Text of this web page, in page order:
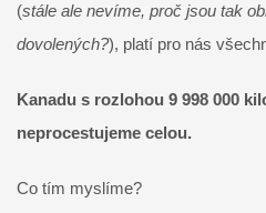
(stále ale nevíme, proč jsou tak
dovolených?), platí pro nás
Kanadu s rozlohou 9 998 000
neprocestujeme celou.
Co tím myslíme?